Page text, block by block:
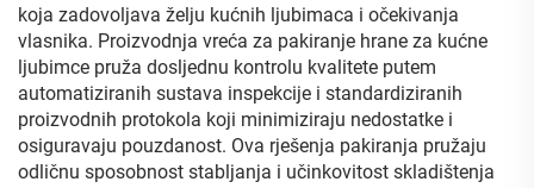
koja zadovoljava želju kućnih ljubimaca i očekivanja
vlasnika. Proizvodnja vreća za pakiranje hrane za kućne
ljubimce pruža dosljednu kontrolu kvalitete putem
automatiziranih sustava inspekcije i standardiziranih
proizvodnih protokola koji minimiziraju nedostatke i
osiguravaju pouzdanost. Ova rješenja pakiranja pružaju
odličnu sposobnost stabljanja i učinkovitost skladištenja